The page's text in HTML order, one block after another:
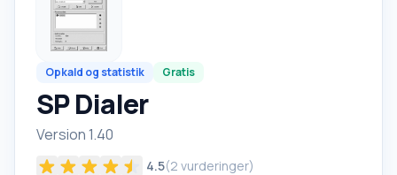
Opkald og statistik Gratis
SP Dialer
Version 1.40
4.5(2 vurderinger)